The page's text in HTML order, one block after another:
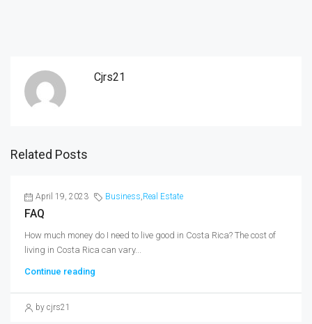
Cjrs21
Related Posts
April 19, 2023 Business,Real Estate
FAQ
How much money do I need to live good in Costa Rica? The cost of
living in Costa Rica can vary...
Continue reading
by cjrs21